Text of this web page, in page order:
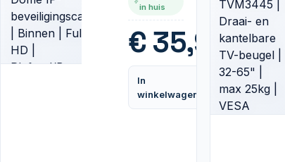
beveiligingscamera
Full-HD |
Plafond/Bureau
in huis
€ 35,95
In
winkelwagen
Vergelijk